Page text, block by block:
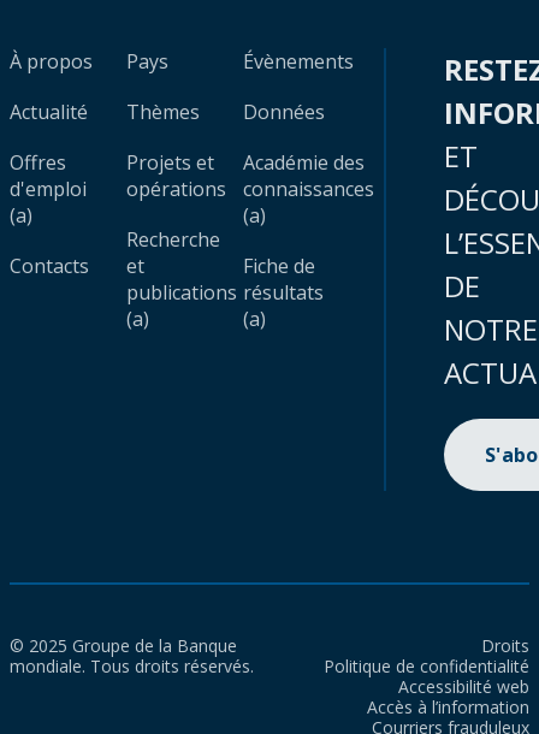
À propos
Actualité
Offres
d'emploi
(a)
Contacts
Pays
Thèmes
Projets et
opérations
Recherche
et
publications
(a)
Évènements
Données
Académie des
connaissances
(a)
Fiche de
résultats
(a)
ET
DE
NOTRE
© 2025 Groupe de la Banque
mondiale. Tous droits réservés.
Droits
Politique de confidentialité
Accessibilité web
Accès à l’information
Courriers frauduleux